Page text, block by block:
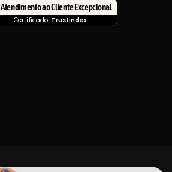
Atendimento ao Cliente Excepcional
Certificado: Trustindex